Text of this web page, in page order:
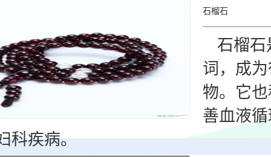
石榴石
石榴石
词，成
物。它
善血液
科疾病。